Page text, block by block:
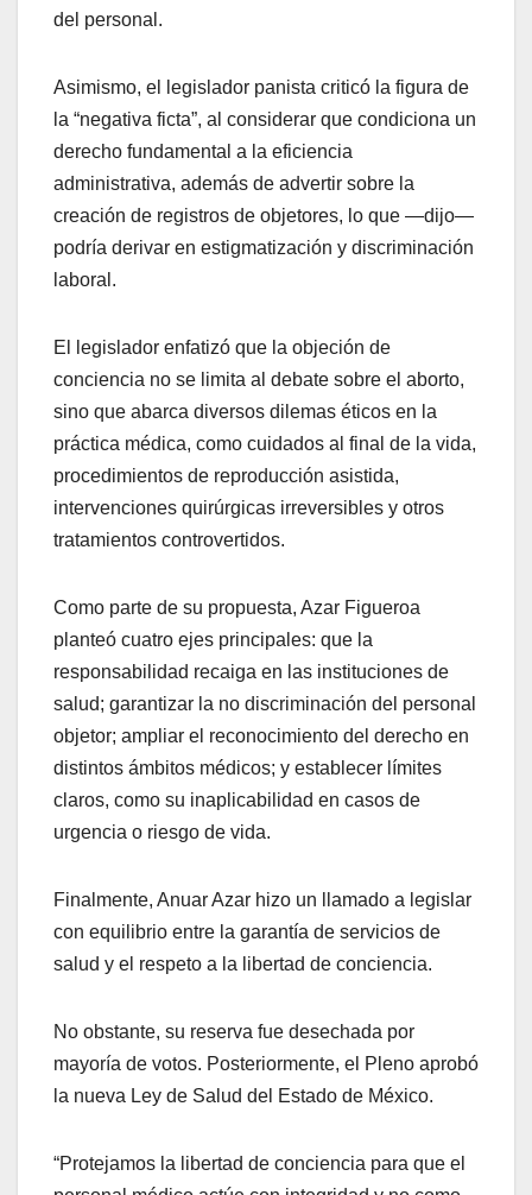
del personal.
Asimismo, el legislador panista criticó la figura de
la “negativa ficta”, al considerar que condiciona un
derecho fundamental a la eficiencia
administrativa, además de advertir sobre la
creación de registros de objetores, lo que —dijo—
podría derivar en estigmatización y discriminación
laboral.
El legislador enfatizó que la objeción de
conciencia no se limita al debate sobre el aborto,
sino que abarca diversos dilemas éticos en la
práctica médica, como cuidados al final de la vida,
procedimientos de reproducción asistida,
intervenciones quirúrgicas irreversibles y otros
tratamientos controvertidos.
Como parte de su propuesta, Azar Figueroa
planteó cuatro ejes principales: que la
responsabilidad recaiga en las instituciones de
salud; garantizar la no discriminación del personal
objetor; ampliar el reconocimiento del derecho en
distintos ámbitos médicos; y establecer límites
claros, como su inaplicabilidad en casos de
urgencia o riesgo de vida.
Finalmente, Anuar Azar hizo un llamado a legislar
con equilibrio entre la garantía de servicios de
salud y el respeto a la libertad de conciencia.
No obstante, su reserva fue desechada por
mayoría de votos. Posteriormente, el Pleno aprobó
la nueva Ley de Salud del Estado de México.
“Protejamos la libertad de conciencia para que el